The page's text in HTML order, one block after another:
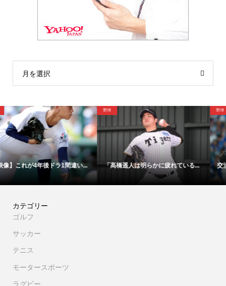
月を選択
交渉裏舞台発覚！「実に不可解だ... 「48時間以内にサイン！」冨安健...
カテゴリー
ゴルフ
サッカー
テニス
モータースポーツ
ラグビー